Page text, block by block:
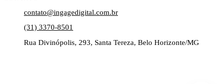
contato@ingagedigital.com.br
(31) 3370-8501
Rua Divinópolis, 293, Santa Tereza, Belo Horizonte/MG